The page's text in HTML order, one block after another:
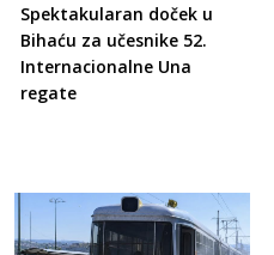
Spektakularan doček u
Bihaću za učesnike 52.
Internacionalne Una
regate